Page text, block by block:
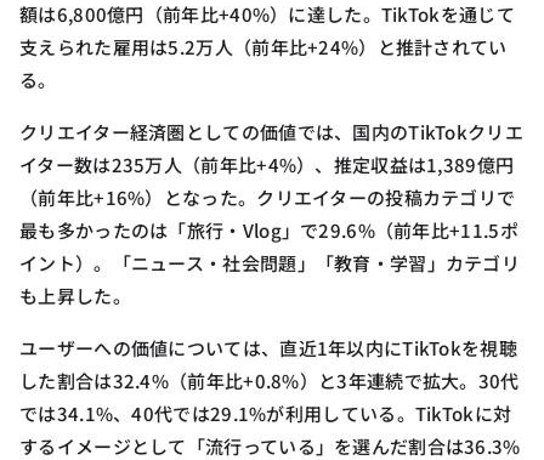
額は6,800億円（前年比+40%）に達した。TikTokを通じて
支えられた雇用は5.2万人（前年比+24%）と推計されてい
る。
クリエイター経済圏としての価値では、国内のTikTokクリエ
イター数は235万人（前年比+4%）、推定収益は1,389億円
（前年比+16%）となった。クリエイターの投稿カテゴリで
最も多かったのは「旅行・Vlog」で29.6%（前年比+11.5ポ
イント）。「ニュース・社会問題」「教育・学習」カテゴリ
も上昇した。
ユーザーへの価値については、直近1年以内にTikTokを視聴
した割合は32.4%（前年比+0.8%）と3年連続で拡大。30代
では34.1%、40代では29.1%が利用している。TikTokに対
するイメージとして「流行っている」を選んだ割合は36.3%